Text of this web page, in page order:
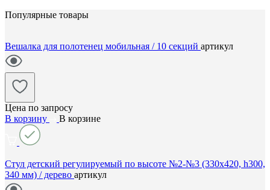
Популярные товары
Вешалка для полотенец мобильная / 10 секций артикул
Цена по запросу
В корзину
В корзине
Стул детский регулируемый по высоте №2-№3 (330х420, h300,
340 мм) / дерево артикул